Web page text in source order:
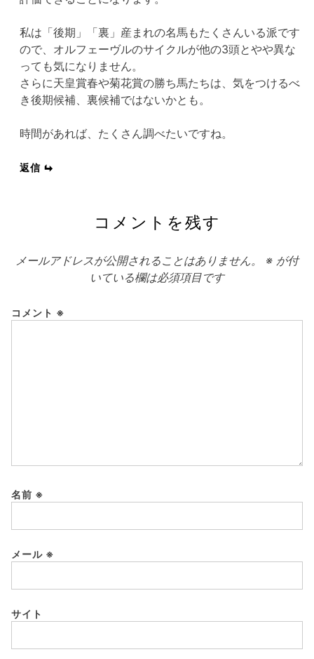
私は「後期」「裏」産まれの名馬もたくさんいる派です
ので、オルフェーヴルのサイクルが他の3頭とやや異な
っても気になりません。
さらに天皇賞春や菊花賞の勝ち馬たちは、気をつけるべ
き後期候補、裏候補ではないかとも。
時間があれば、たくさん調べたいですね。
返信
コメントを残す
メールアドレスが公開されることはありません。 ※ が付
いている欄は必須項目です
コメント ※
名前 ※
メール ※
サイト